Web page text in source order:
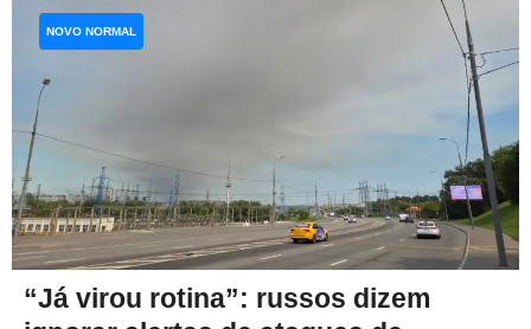
“Já virou rotina”: russos dizem
NOVO NORMAL